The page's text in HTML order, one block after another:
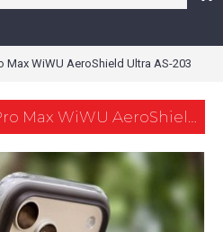
Max WiWU AeroShield Ultra AS-203
Ốp lưng iPhone 17 Pro Max WiWU AeroShield Ultra AS-203